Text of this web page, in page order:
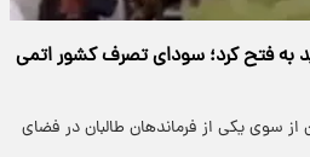
به فتح کرد؛ سودای تصرف کشور اتمی
از سوی یکی از فرماندهان طالبان در فضای